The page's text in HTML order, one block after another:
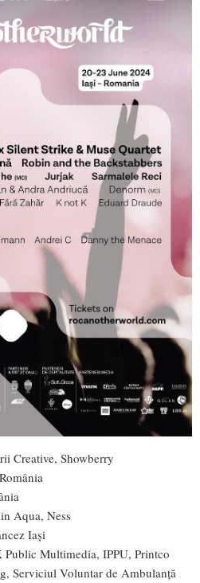
Creative, Showberry
Aqua, Ness
Iași
Multimedia, IPPU, Printco
Serviciul Voluntar de Ambulanță